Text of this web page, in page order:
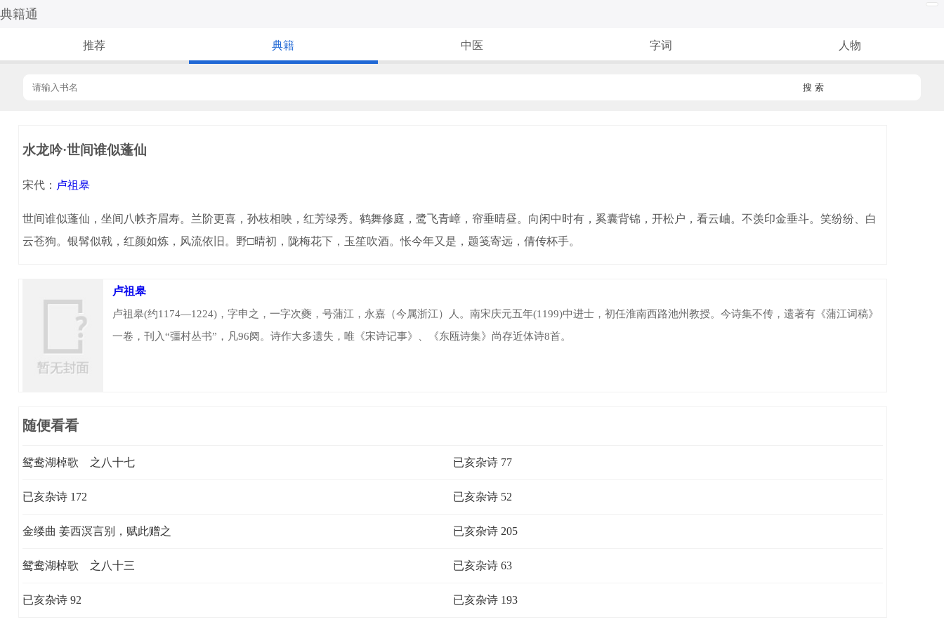
典籍通
推荐 典籍 中医 字词 人物
搜 索
水龙吟·世间谁似蓬仙
宋代： 卢祖皋
世间谁似蓬仙，坐间八帙齐眉寿。兰阶更喜，孙枝相映，红芳绿秀。鹤舞修庭，鹭飞青嶂，帘垂晴昼。向闲中时有，奚囊背锦，开松户，看云岫。不羡印金垂斗。笑纷纷、白
云苍狗。银髯似戟，红颜如炼，风流依旧。野□晴初，陇梅花下，玉笙吹酒。怅今年又是，题笺寄远，倩传杯手。
卢祖皋
卢祖皋(约1174—1224)，字申之，一字次夔，号蒲江，永嘉（今属浙江）人。南宋庆元五年(1199)中进士，初任淮南西路池州教授。今诗集不传，遗著有《蒲江词稿》
一卷，刊入“彊村丛书”，凡96阕。诗作大多遗失，唯《宋诗记事》、《东瓯诗集》尚存近体诗8首。
随便看看
鸳鸯湖棹歌 之八十七 已亥杂诗 77
已亥杂诗 172 已亥杂诗 52
金缕曲 姜西溟言别，赋此赠之 已亥杂诗 205
鸳鸯湖棹歌 之八十三 已亥杂诗 63
已亥杂诗 92 已亥杂诗 193